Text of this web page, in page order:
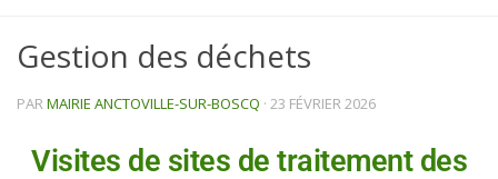
Gestion des déchets
PARMAIRIE ANCTOVILLE-SUR-BOSCQ · 23 FÉVRIER 2026
Visites de sites de traitement des